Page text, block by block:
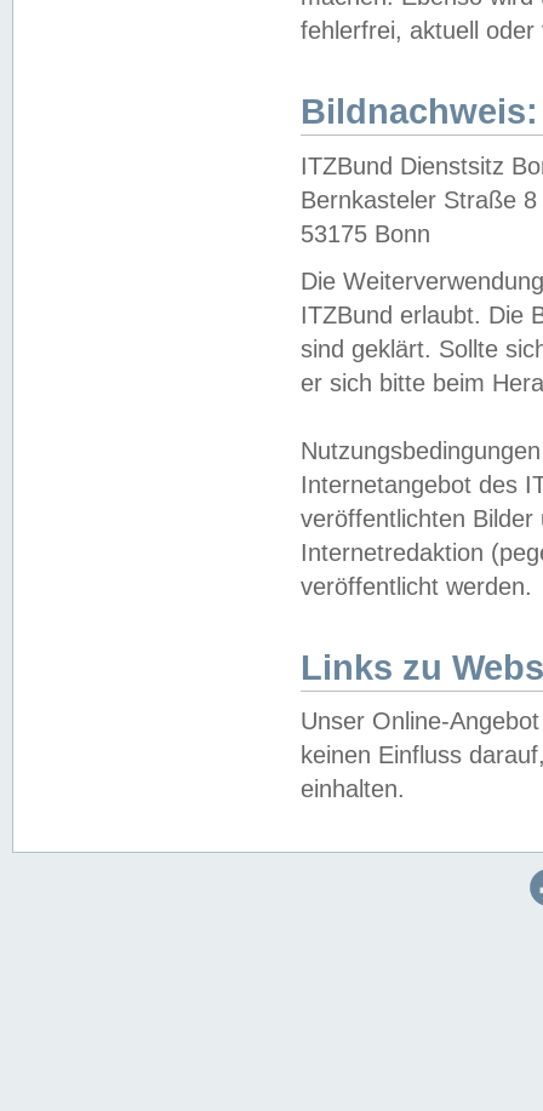
fehlerfrei, aktuell oder
Bildnachweis:
ITZBund Dienstsitz
Bernkasteler Straße 8
53175 Bonn
Die
ITZBund erlaubt. Die
sind geklärt. Sollte
er sich bitte beim
Internetangebot des
veröffentlichten
Internetredaktion
veröffentlicht werden.
Links zu
Unser Online-
keinen Einfluss
einhalten.